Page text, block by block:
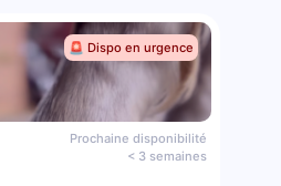
🚨 Dispo en urgence
Prochaine disponibilité
< 3 semaines